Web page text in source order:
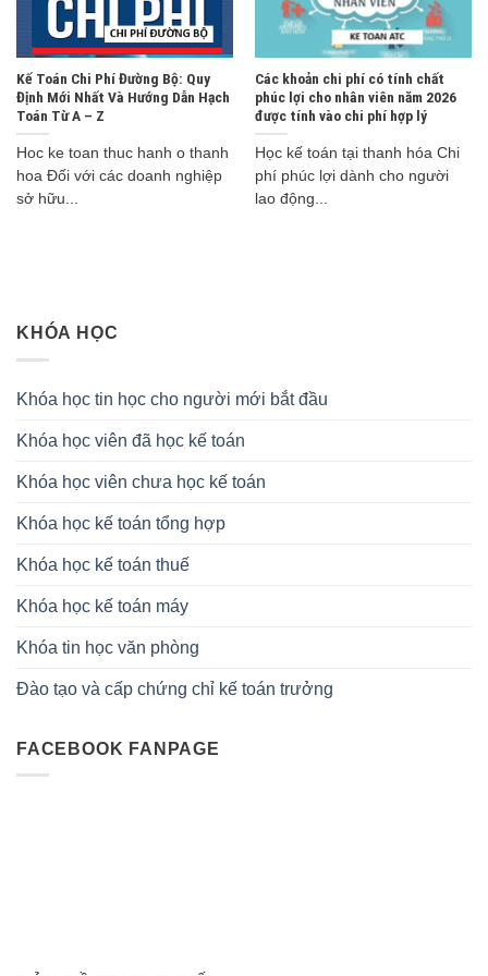
Kế Toán Chi Phí Đường Bộ: Quy
Định Mới Nhất Và Hướng Dẫn Hạch
Toán Từ A – Z
Hoc ke toan thuc hanh o thanh
hoa Đối với các doanh nghiệp
sở hữu...
Các khoản chi phí có tính chất
phúc lợi cho nhân viên năm 2026
được tính vào chi phí hợp lý
Học kế toán tại thanh hóa Chi
phí phúc lợi dành cho người
lao động...
KHÓA HỌC
Khóa học tin học cho người mới bắt đầu
Khóa học viên đã học kế toán
Khóa học viên chưa học kế toán
Khóa học kế toán tổng hợp
Khóa học kế toán thuế
Khóa học kế toán máy
Khóa tin học văn phòng
Đào tạo và cấp chứng chỉ kế toán trưởng
FACEBOOK FANPAGE